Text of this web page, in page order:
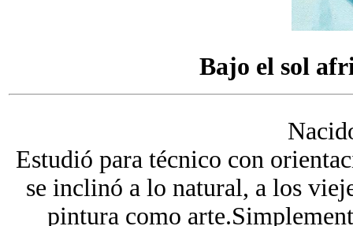
Bajo el sol
Estudió para técnico con
se inclinó a lo natural, a los
pintura como